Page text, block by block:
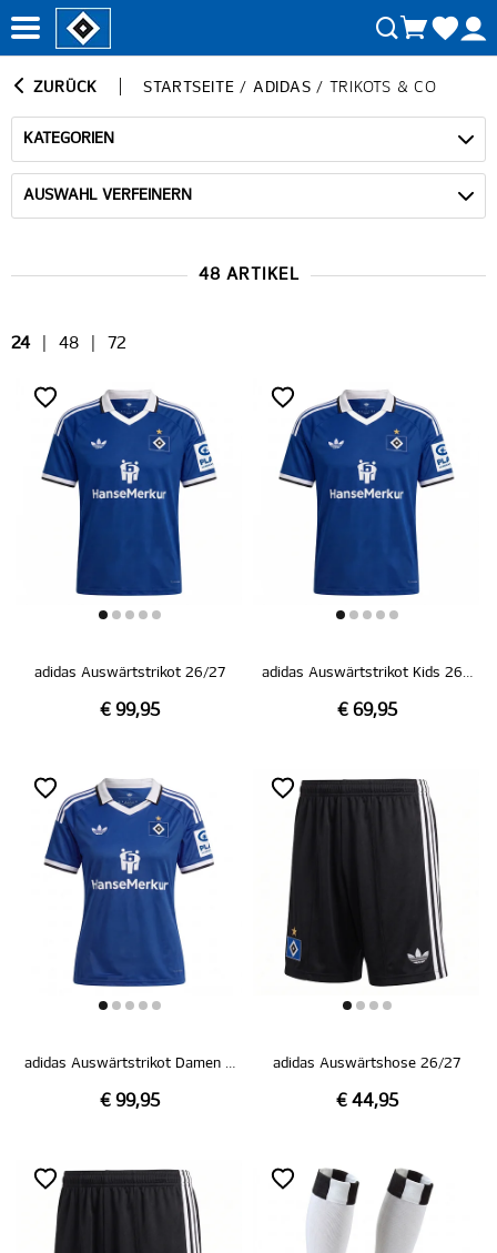
ZURÜCK STARTSEITE / ADIDAS / TRIKOTS & CO
KATEGORIEN
AUSWAHL VERFEINERN
48 ARTIKEL
24 48 72
adidas Auswärtstrikot 26/27
€ 99,95
adidas Auswärtstrikot Kids 26/27
€ 69,95
adidas Auswärtstrikot Damen 26/27
€ 99,95
adidas Auswärtshose 26/27
€ 44,95